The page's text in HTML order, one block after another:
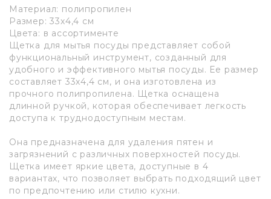
Материал: полипропилен
Размер: 33х4,4 см
Цвета: в ассортименте
Щетка для мытья посуды представляет собой
функциональный инструмент, созданный для
удобного и эффективного мытья посуды. Ее размер
составляет 33х4,4 см, и она изготовлена из
прочного полипропилена. Щетка оснащена
длинной ручкой, которая обеспечивает легкость
доступа к труднодоступным местам.
Она предназначена для удаления пятен и
загрязнений с различных поверхностей посуды.
Щетка имеет яркие цвета, доступные в 4
вариантах, что позволяет выбрать подходящий цвет
по предпочтению или стилю кухни.